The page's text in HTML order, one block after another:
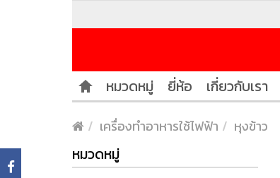
หมวดหมู่ ยี่ห้อ เกี่ยวกับเรา
เครื่องทำอาหารใช้ไฟฟ้า หุงข้าว
หมวดหมู่